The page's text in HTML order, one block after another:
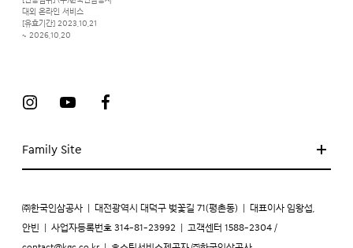
Family Site
대외 온라인 서비스
[유효기간] 2023.10.21
~ 2026.10.20
㈜한국인삼공사 대전광역시 대덕구 벚꽃길 71(평촌동) 대표이사 임왕섭,
안빈 사업자등록번호 314-81-23992 고객센터 1588-2304 /